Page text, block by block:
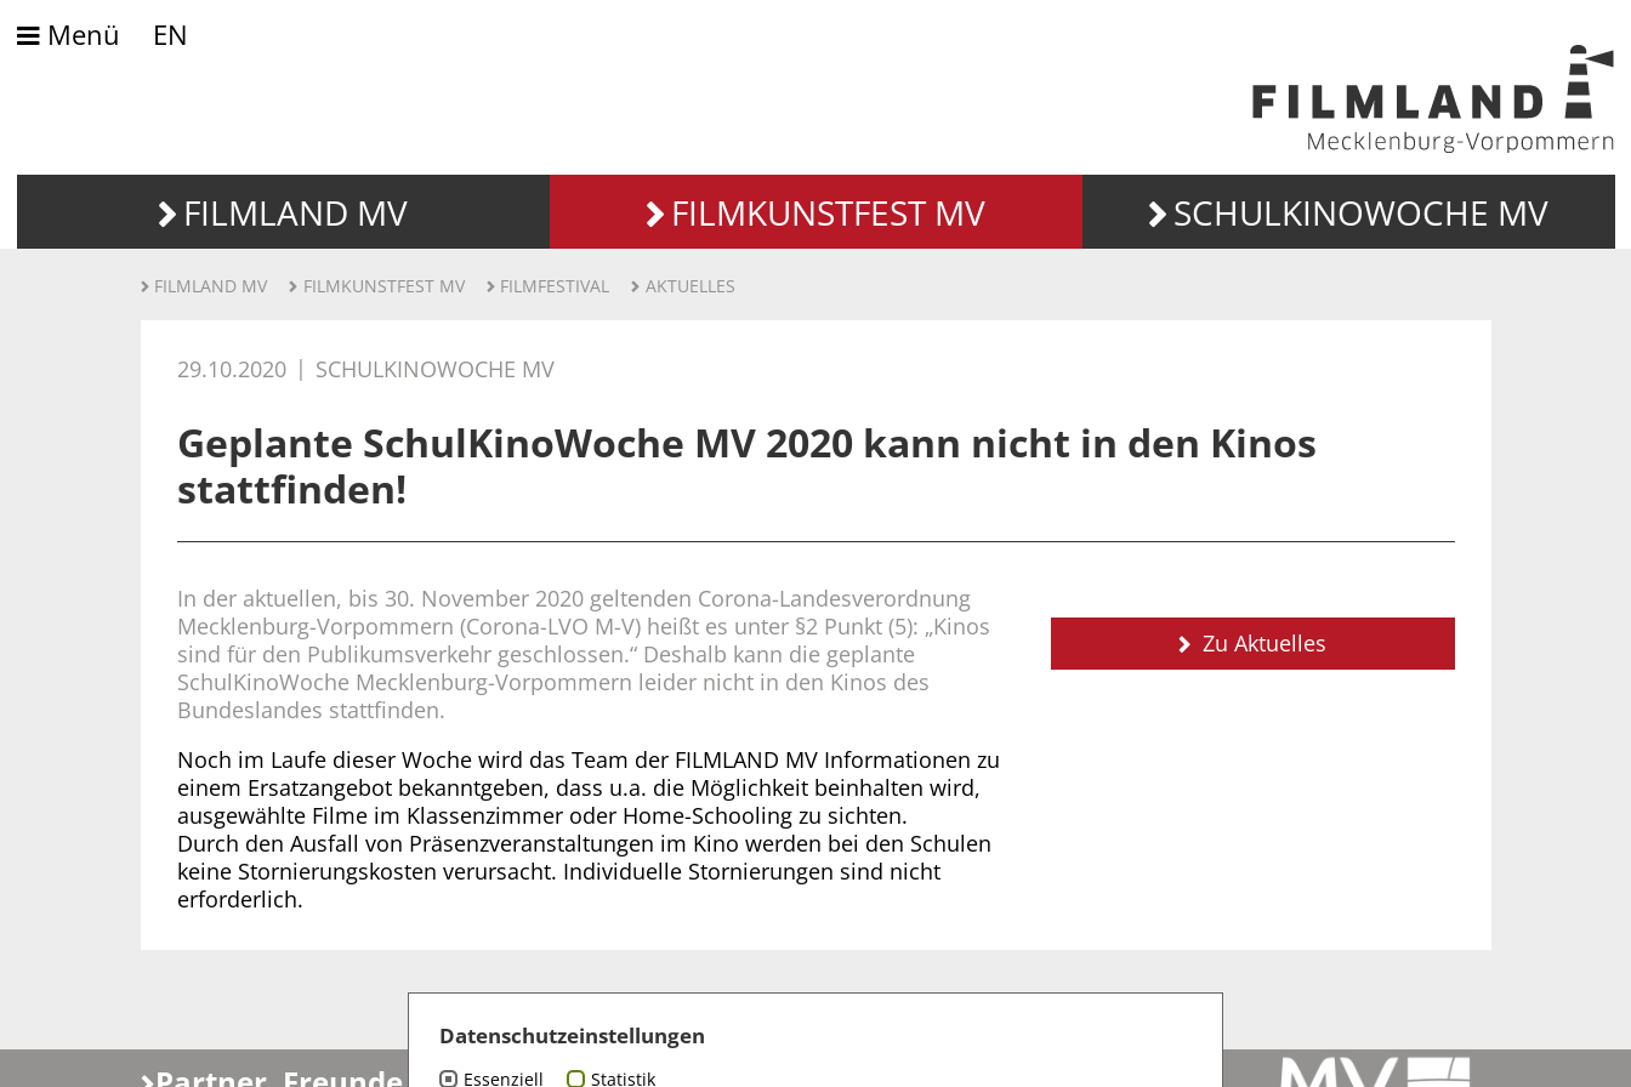
Menü EN
FILMLAND MV FILMKUNSTFEST MV SCHULKINOWOCHE MV
FILMLAND MV FILMKUNSTFEST MV FILMFESTIVAL AKTUELLES
29.10.2020 SCHULKINOWOCHE MV
Geplante SchulKinoWoche MV 2020 kann nicht in den Kinos
stattfinden!
In der aktuellen, bis 30. November 2020 geltenden Corona-Landesverordnung
Mecklenburg-Vorpommern (Corona-LVO M-V) heißt es unter §2 Punkt (5): „Kinos
sind für den Publikumsverkehr geschlossen.“ Deshalb kann die geplante
SchulKinoWoche Mecklenburg-Vorpommern leider nicht in den Kinos des
Bundeslandes stattfinden.
Noch im Laufe dieser Woche wird das Team der FILMLAND MV Informationen zu
einem Ersatzangebot bekanntgeben, dass u.a. die Möglichkeit beinhalten wird,
ausgewählte Filme im Klassenzimmer oder Home-Schooling zu sichten.
Durch den Ausfall von Präsenzveranstaltungen im Kino werden bei den Schulen
keine Stornierungskosten verursacht. Individuelle Stornierungen sind nicht
erforderlich.
Zu Aktuelles
Datenschutzeinstellungen
Essenziell Statistik